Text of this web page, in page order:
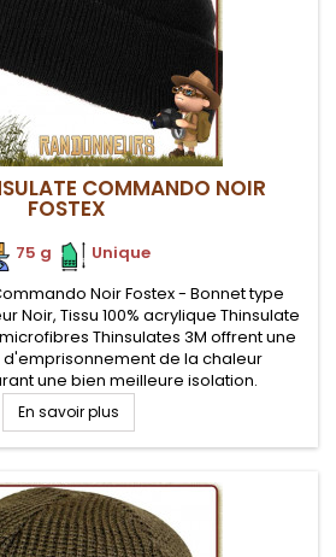
COMMANDO NOIR
FOSTEX
75 g
Unique
Noir Fostex - Bonnet type
Noir, Tissu 100% acrylique Thinsulate
Thinsulates 3M offrent une
de la chaleur
une bien meilleure isolation.
En savoir plus